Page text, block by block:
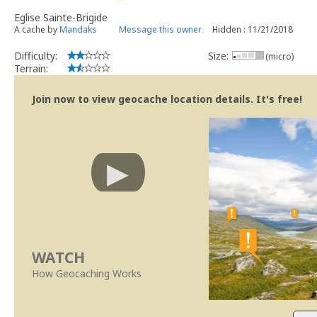
Eglise Sainte-Brigide
A cache byMandaks Message this owner Hidden : 11/21/2018
Difficulty:
Terrain:
Size: (micro)
Join now to view geocache location details. It's free!
WATCH
How Geocaching Works